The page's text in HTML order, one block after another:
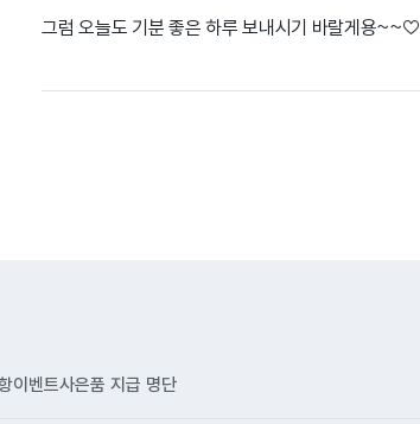
그럼 오늘도 기분 좋은 하루 보내시기 바랄게용~~♡
이벤트사은품 지급 명단